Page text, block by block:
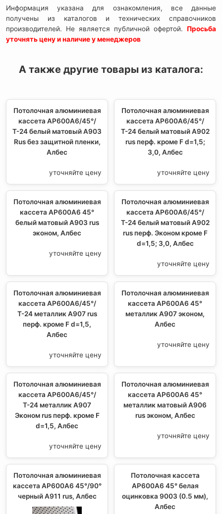
Информация указана для ознакомления, все данные
получены из каталогов и технических справочников
производителей. Не является публичной офертой. Просьба
уточнять цену и наличие у менеджеров
А также другие товары из каталога:
Потолочная алюминиевая
кассета AP600A6/45°/
Т-24 белый матовый А903
Rus без защитной пленки,
Албес
уточняйте цену
Потолочная алюминиевая
кассета AP600A6/45°/
Т-24 белый матовый А902
rus перф. кроме F d=1,5;
3,0, Албес
уточняйте цену
Потолочная алюминиевая
кассета AP600A6 45°
белый матовый А903 rus
эконом, Албес
уточняйте цену
Потолочная алюминиевая
кассета AP600A6/45°/
Т-24 белый матовый А902
rus перф. Эконом кроме F
d=1,5; 3,0, Албес
уточняйте цену
Потолочная алюминиевая
кассета AP600A6/45°/
Т-24 металлик А907 rus
перф. кроме F d=1,5,
Албес
уточняйте цену
Потолочная алюминиевая
кассета AP600A6 45°
металлик А907 эконом,
Албес
уточняйте цену
Потолочная алюминиевая
кассета AP600A6/45°/
Т-24 металлик А907
Эконом rus перф. кроме F
d=1,5, Албес
уточняйте цену
Потолочная алюминиевая
кассета AP600A6 45°
металлик матовый А906
rus эконом, Албес
уточняйте цену
Потолочная алюминиевая
кассета AP600A6 45°/90°
черный А911 rus, Албес
Потолочная кассета
AP600A6 45° белая
оцинковка 9003 (0.5 мм),
Албес